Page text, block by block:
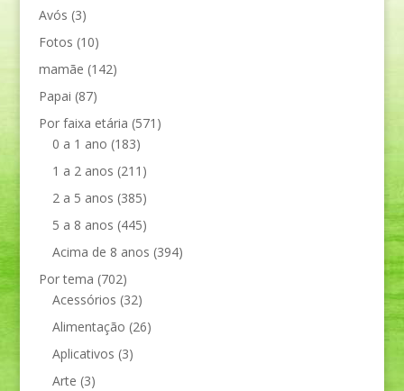
Avós (3)
Fotos (10)
mamãe (142)
Papai (87)
Por faixa etária (571)
0 a 1 ano (183)
1 a 2 anos (211)
2 a 5 anos (385)
5 a 8 anos (445)
Acima de 8 anos (394)
Por tema (702)
Acessórios (32)
Alimentação (26)
Aplicativos (3)
Arte (3)